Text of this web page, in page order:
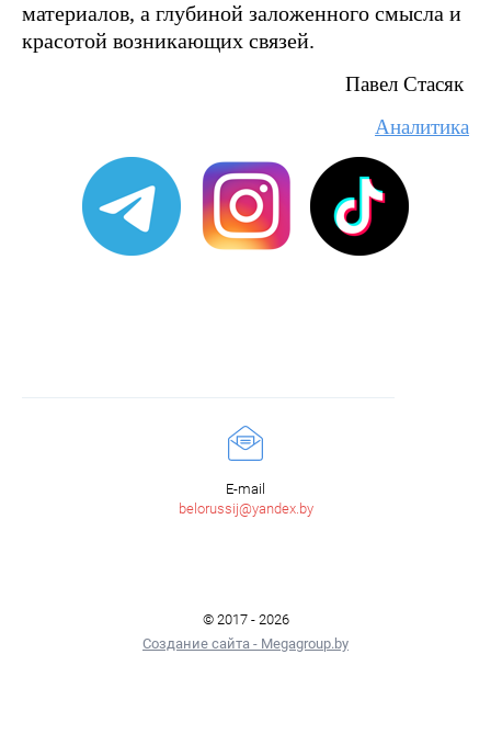
материалов, а глубиной заложенного смысла и
красотой возникающих связей.
Павел Стасяк
Аналитика
E-mail
belorussij@yandex.by
© 2017 - 2026
Создание сайта - Megagroup.by